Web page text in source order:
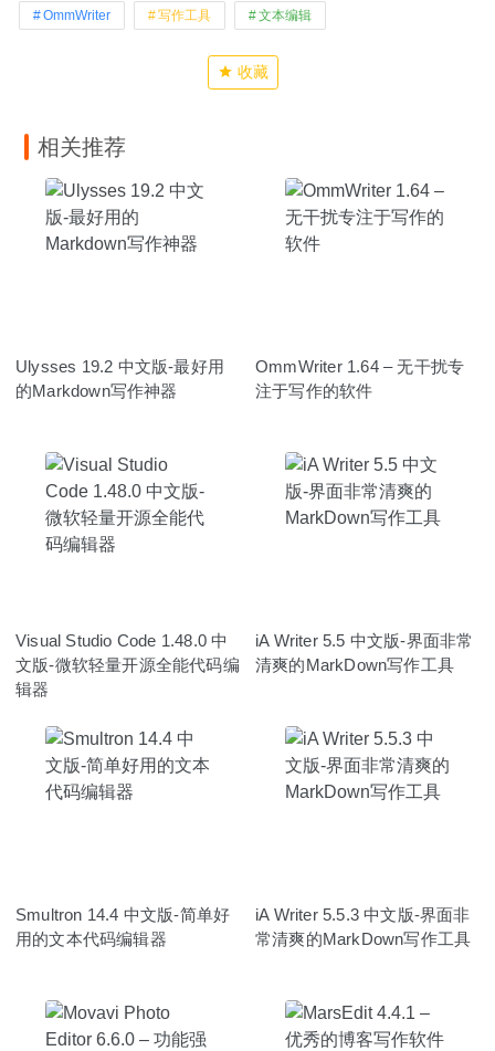
OmmWriter 写作工具 文本编辑
收藏
相关推荐
Ulysses 19.2 中文版-最好用
的Markdown写作神器
OmmWriter 1.64 – 无干扰专
注于写作的软件
Visual Studio Code 1.48.0 中
文版-微软轻量开源全能代码编
辑器
iA Writer 5.5 中文版-界面非常
清爽的MarkDown写作工具
Smultron 14.4 中文版-简单好
用的文本代码编辑器
iA Writer 5.5.3 中文版-界面非
常清爽的MarkDown写作工具